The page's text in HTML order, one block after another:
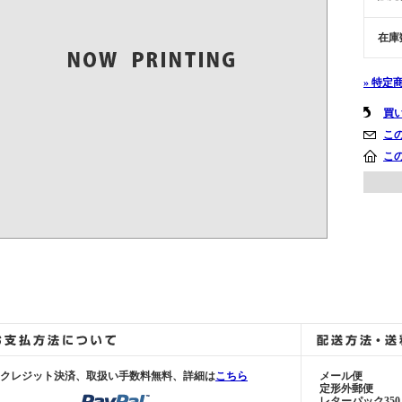
在庫
» 特定
買
こ
こ
レジット決済、取扱い手数料無料、 詳細はこちら
メール便
定形外郵便